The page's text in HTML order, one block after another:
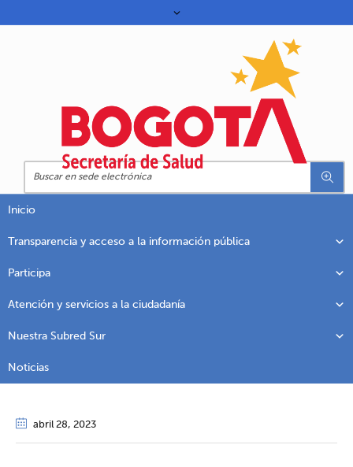
Inicio
Transparencia y acceso a la información pública
Participa
Atención y servicios a la ciudadanía
Nuestra Subred Sur
Noticias
abril 28, 2023